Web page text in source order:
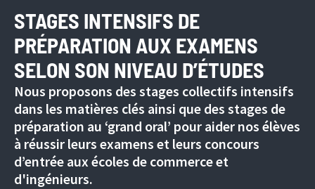
STAGES INTENSIFS DE
PRÉPARATION AUX EXAMENS
SELON SON NIVEAU D’ÉTUDES
Nous proposons des stages collectifs intensifs
dans les matières clés ainsi que des stages de
préparation au ‘grand oral’ pour aider nos élèves
à réussir leurs examens et leurs concours
d’entrée aux écoles de commerce et
d'ingénieurs.